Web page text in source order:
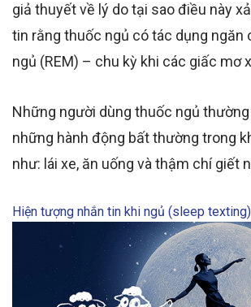
giả thuyết về lý do tại sao điều này
tin rằng thuốc ngủ có tác dụng ngăn
ngủ (REM) – chu kỳ khi các giấc mơ
Những người dùng thuốc ngủ thường
những hành động bất thường trong
như: lái xe, ăn uống và thậm chí giết
Hiện tượng nhắn tin khi ngủ (sleep